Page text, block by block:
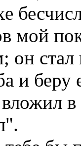
мой
он
и
в